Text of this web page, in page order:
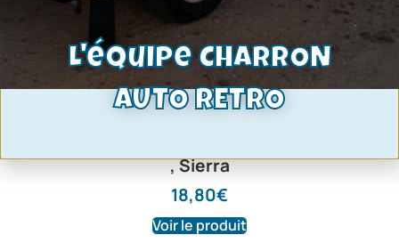
, Sierra
18,80€
Voir le produit
L'équipe CHARRON
AUTO RETRO